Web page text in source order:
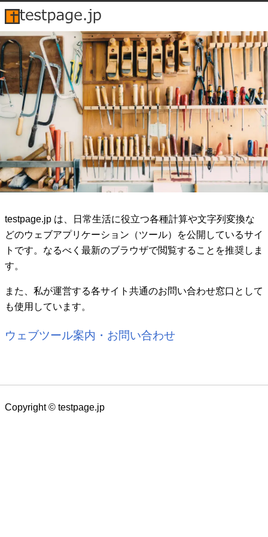
testpage.jp は、日常生活に役立つ各種計算や文字列変換な
どのウェブアプリケーション（ツール）を公開しているサイ
トです。なるべく最新のブラウザで閲覧することを推奨しま
す。
また、私が運営する各サイト共通のお問い合わせ窓口として
も使用しています。
ウェブツール案内・お問い合わせ
Copyright © testpage.jp